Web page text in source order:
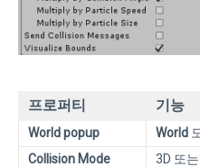
프로퍼티 기능
World popup World
Collision Mode
3D 또